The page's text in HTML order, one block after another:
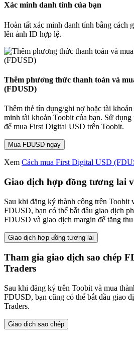
Xác minh danh tính của bạn
Hoàn tất xác minh danh tính bằng cách
lên ảnh ID hợp lệ.
Thêm phương thức thanh toán và
(FDUSD)
Thêm thẻ tín dụng/ghi nợ hoặc tài
minh tài khoản Toobit của bạn. Sử
để mua First Digital USD trên Toobit.
Mua FDUSD ngay
Xem Cách mua First Digital USD
Giao dịch hợp đồng tương lai
Sau khi đăng ký thành công trên Toobit
FDUSD, bạn có thể bắt đầu giao dịch
FDUSD và giao dịch margin để tăng thu
Giao dịch hợp đồng tương lai
Tham gia giao dịch sao chép
Traders
Sau khi đăng ký trên Toobit và mua
FDUSD, bạn cũng có thể bắt đầu giao
Traders.
Giao dịch sao chép